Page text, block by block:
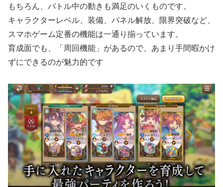
もちろん、バトル中の動きも満足のいくものです。
キャラクターレベル、装備、パネル解放、限界突破など、
スマホゲーム定番の機能は一通り揃っています。
育成面でも、「周回機能」があるので、あまり手間暇かけ
ずにできるのが魅力的です